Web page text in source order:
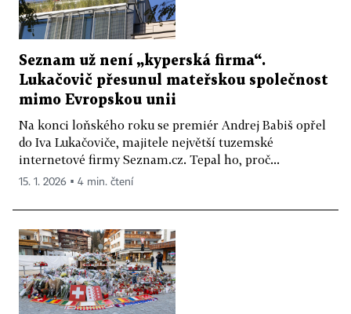
Seznam už není „kyperská firma“.
Lukačovič přesunul mateřskou společnost
mimo Evropskou unii
Na konci loňského roku se premiér Andrej Babiš opřel
do Iva Lukačoviče, majitele největší tuzemské
internetové firmy Seznam.cz. Tepal ho, proč...
15. 1. 2026 ▪ 4 min. čtení